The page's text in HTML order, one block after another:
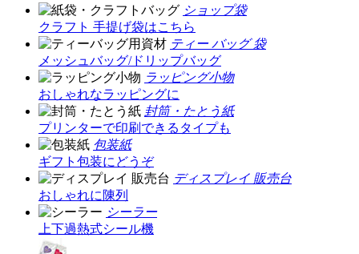
ショップ袋
クラフト 手提げ袋はこちら
ティー バッグ 袋
メッシュバッグ/ドリップバッグ
ラッピング小物
おしゃれなラッピングに
封筒・たとう紙
プリンターで印刷できるタイプも
包装紙
ギフト包装にどうぞ
ディスプレイ 販売台
おしゃれに陳列
シーラー
上下過熱式シール機